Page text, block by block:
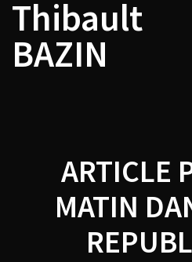
Skip
content
Thibault
BAZIN
ARTICLE
MATIN
Navigation
de